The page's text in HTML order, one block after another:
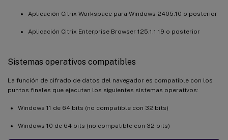
Aplicación Citrix Workspace para Windows 2405.10 o posterior
Aplicación Citrix Enterprise Browser 125.1.1.19 o posterior
Sistemas operativos compatibles
La función de cifrado de datos del navegador es compatible con los
puntos finales que ejecutan los siguientes sistemas operativos:
Windows 11 de 64 bits (no compatible con 32 bits)
Windows 10 de 64 bits (no compatible con 32 bits)